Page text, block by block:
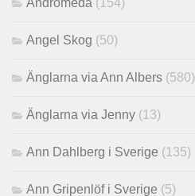
Andromeda (154)
Angel Skog (50)
Änglarna via Ann Albers (580)
Änglarna via Jenny (13)
Ann Dahlberg i Sverige (135)
Ann Gripenlöf i Sverige (5)